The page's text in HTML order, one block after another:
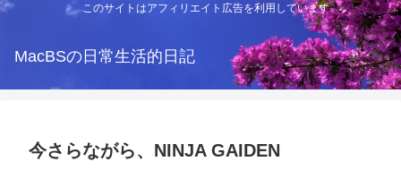
このサイトはアフィリエイト広告を利用しています
MacBSの日常生活的日記
今さらながら、NINJA GAIDEN